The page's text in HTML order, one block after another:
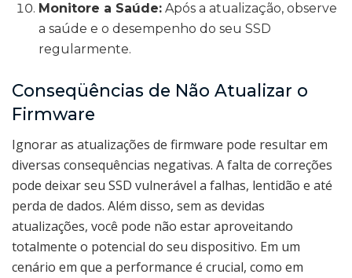
Monitore a Saúde: Após a atualização, observe
a saúde e o desempenho do seu SSD
regularmente.
Conseqüências de Não Atualizar o
Firmware
Ignorar as atualizações de firmware pode resultar em
diversas consequências negativas. A falta de correções
pode deixar seu SSD vulnerável a falhas, lentidão e até
perda de dados. Além disso, sem as devidas
atualizações, você pode não estar aproveitando
totalmente o potencial do seu dispositivo. Em um
cenário em que a performance é crucial, como em